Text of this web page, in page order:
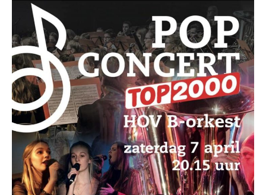
WORD LID
WINKELWAGEN